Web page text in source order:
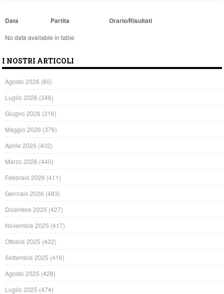
Data Partita Orario/Risultati
No data available in table
I NOSTRI ARTICOLI
Agosto 2026 (80)
Luglio 2026 (346)
Giugno 2026 (316)
Maggio 2026 (376)
Aprile 2026 (402)
Marzo 2026 (440)
Febbraio 2026 (411)
Gennaio 2026 (483)
Dicembre 2025 (427)
Novembre 2025 (417)
Ottobre 2025 (432)
Settembre 2025 (416)
Agosto 2025 (428)
Luglio 2025 (474)